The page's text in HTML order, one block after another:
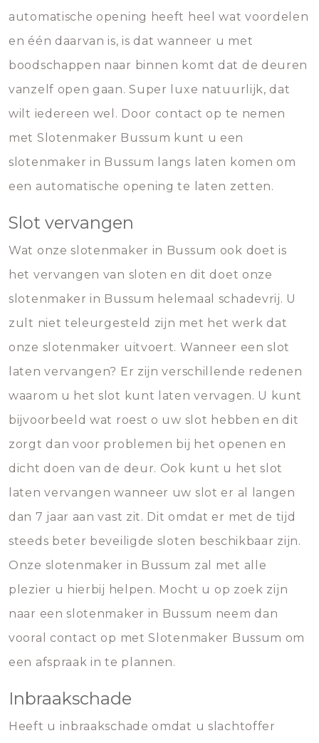
automatische opening heeft heel wat voordelen
en één daarvan is, is dat wanneer u met
boodschappen naar binnen komt dat de deuren
vanzelf open gaan. Super luxe natuurlijk, dat
wilt iedereen wel. Door contact op te nemen
met Slotenmaker Bussum kunt u een
slotenmaker in Bussum langs laten komen om
een automatische opening te laten zetten.
Slot vervangen
Wat onze slotenmaker in Bussum ook doet is
het vervangen van sloten en dit doet onze
slotenmaker in Bussum helemaal schadevrij. U
zult niet teleurgesteld zijn met het werk dat
onze slotenmaker uitvoert. Wanneer een slot
laten vervangen? Er zijn verschillende redenen
waarom u het slot kunt laten vervagen. U kunt
bijvoorbeeld wat roest o uw slot hebben en dit
zorgt dan voor problemen bij het openen en
dicht doen van de deur. Ook kunt u het slot
laten vervangen wanneer uw slot er al langen
dan 7 jaar aan vast zit. Dit omdat er met de tijd
steeds beter beveiligde sloten beschikbaar zijn.
Onze slotenmaker in Bussum zal met alle
plezier u hierbij helpen. Mocht u op zoek zijn
naar een slotenmaker in Bussum neem dan
vooral contact op met Slotenmaker Bussum om
een afspraak in te plannen.
Inbraakschade
Heeft u inbraakschade omdat u slachtoffer